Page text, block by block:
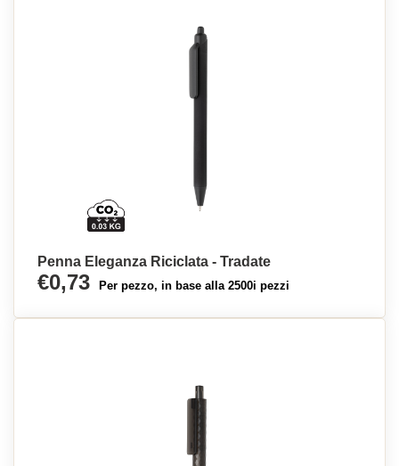
Penna Eleganza Riciclata - Tradate
€0,73 Per pezzo, in base alla 2500i pezzi